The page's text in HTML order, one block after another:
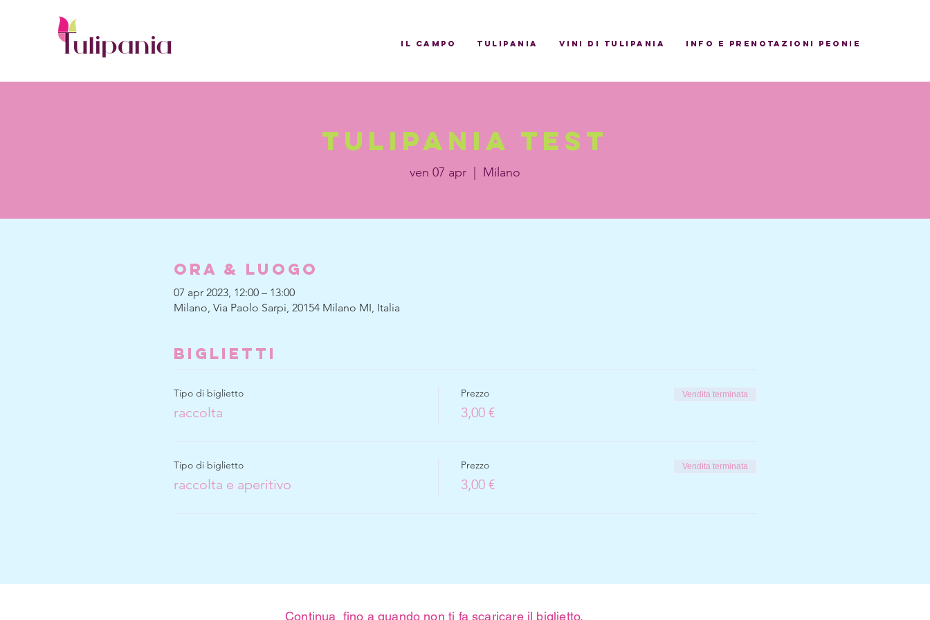
il campo Tulipania Vini di Tulipania INFO E PRENOTAZIONI PEONIE
tulipania test
ven 07 apr
  |
Milano
Ora & Luogo
07 apr 2023, 12:00 – 13:00
Milano, Via Paolo Sarpi, 20154 Milano MI, Italia
Biglietti
Tipo di biglietto
raccolta
Prezzo
3,00 €
Vendita terminata
Tipo di biglietto
raccolta e aperitivo
Prezzo
3,00 €
Vendita terminata
Continua fino a quando non ti fa scaricare il biglietto.